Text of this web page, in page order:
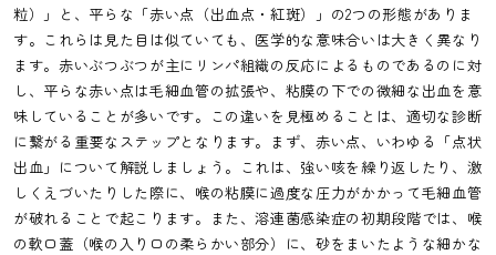
粒）」と、平らな「赤い点（出血点・紅斑）」の2つの形態がありま
す。これらは見た目は似ていても、医学的な意味合いは大きく異なり
ます。赤いぶつぶつが主にリンパ組織の反応によるものであるのに対
し、平らな赤い点は毛細血管の拡張や、粘膜の下での微細な出血を意
味していることが多いです。この違いを見極めることは、適切な診断
に繋がる重要なステップとなります。まず、赤い点、いわゆる「点状
出血」について解説しましょう。これは、強い咳を繰り返したり、激
しくえづいたりした際に、喉の粘膜に過度な圧力がかかって毛細血管
が破れることで起こります。また、溶連菌感染症の初期段階では、喉
の軟口蓋（喉の入り口の柔らかい部分）に、砂をまいたような細かな